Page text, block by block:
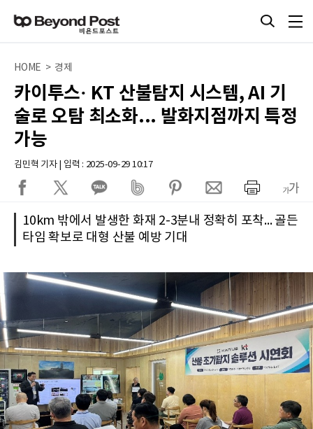
HOME > 경제
카이투스· KT 산불탐지 시스템, AI 기
술로 오탐 최소화... 발화지점까지 특정
가능
김민혁 기자 | 입력 : 2025-09-29 10:17
10km 밖에서 발생한 화재 2-3분내 정확히 포착... 골든
타임 확보로 대형 산불 예방 기대